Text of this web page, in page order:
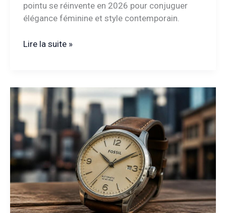
pointu se réinvente en 2026 pour conjuguer
élégance féminine et style contemporain.
Mocassin
l’élégance
revisitée
pour
un
style
contemporain
Lire la suite »